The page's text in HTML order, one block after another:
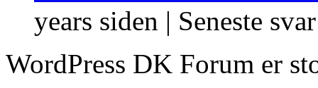
years siden | Seneste
WordPress DK Forum er